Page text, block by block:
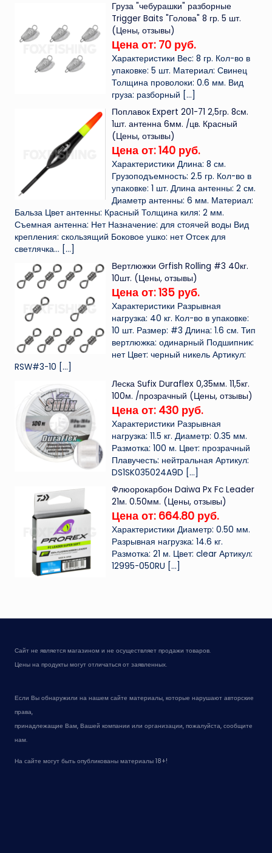
Груза "чебурашки" разборные
Trigger Baits "Голова" 8 гр. 5 шт.
(Цены, отзывы)
Цена от: 70 руб.
Характеристики Вес: 8 гр. Кол-во в
упаковке: 5 шт. Материал: Свинец
Толщина проволоки: 0.6 мм. Вид
груза: разборный […]
Поплавок Expert 201-71 2,5гр. 8см.
1шт. антенна 6мм. /цв. Красный
(Цены, отзывы)
Цена от: 140 руб.
Характеристики Длина: 8 см.
Грузоподъемность: 2.5 гр. Кол-во в
упаковке: 1 шт. Длина антенны: 2 см.
Диаметр антенны: 6 мм. Материал:
Бальза Цвет антенны: Красный Толщина киля: 2 мм.
Съемная антенна: Нет Назначение: для стоячей воды Вид
крепления: скользящий Боковое ушко: нет Отсек для
светлячка... […]
Вертлюжки Grfish Rolling #3 40кг.
10шт. (Цены, отзывы)
Цена от: 135 руб.
Характеристики Разрывная
нагрузка: 40 кг. Кол-во в упаковке:
10 шт. Размер: #3 Длина: 1.6 см. Тип
вертлюжка: одинарный Подшипник:
нет Цвет: черный никель Артикул:
RSW#3-10 […]
Леска Sufix Duraflex 0,35мм. 11,5кг.
100м. /прозрачный (Цены, отзывы)
Цена от: 430 руб.
Характеристики Разрывная
нагрузка: 11.5 кг. Диаметр: 0.35 мм.
Размотка: 100 м. Цвет: прозрачный
Плавучесть: нейтральная Артикул:
DS1SK035024A9D […]
Флюорокарбон Daiwa Px Fc Leader
21м. 0.50мм. (Цены, отзывы)
Цена от: 664.80 руб.
Характеристики Диаметр: 0.50 мм.
Разрывная нагрузка: 14.6 кг.
Размотка: 21 м. Цвет: clear Артикул:
12995-050RU […]
Сайт не является магазином и не осуществляет продажи товаров.
Цены на продукты могут отличаться от заявленных.
Если Вы обнаружили на нашем сайте материалы, которые нарушают авторские
права,
принадлежащие Вам, Вашей компании или организации, пожалуйста, сообщите
нам.
На сайте могут быть опубликованы материалы 18+!